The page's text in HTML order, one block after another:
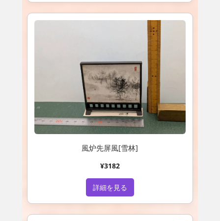
風炉先屏風[雪林]
¥3182
詳細を見る